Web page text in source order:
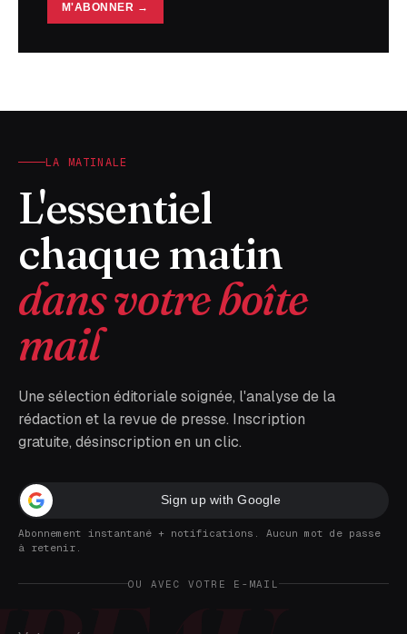
M'ABONNER →
LA MATINALE
L'essentiel
chaque matin
dans votre boîte
mail
Une sélection éditoriale soignée, l'analyse de la
rédaction et la revue de presse. Inscription
gratuite, désinscription en un clic.
Sign up with Google
Abonnement instantané + notifications. Aucun mot de passe
à retenir.
OU AVEC VOTRE E-MAIL